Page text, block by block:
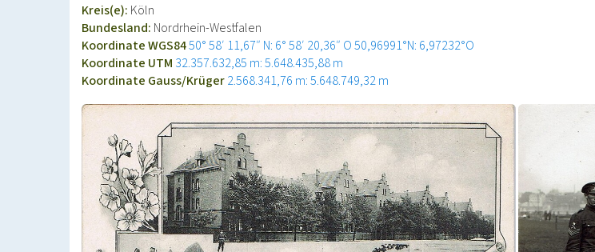
Kreis(e): Köln
Bundesland: Nordrhein-Westfalen
Koordinate WGS8450° 58′ 11,67″ N: 6° 58′ 20,36″ O50,96991°N: 6,97232°O
Koordinate UTM 32.357.632,85 m: 5.648.435,88 m
Koordinate Gauss/Krüger2.568.341,76 m: 5.648.749,32 m